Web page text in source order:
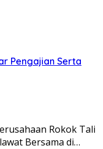
Pengajian Serta
Rokok Tali
Bersama di…